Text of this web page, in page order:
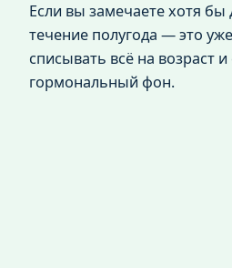
Если вы замечаете хотя бы
течение полугода — это
списывать всё на возраст
гормональный фон.